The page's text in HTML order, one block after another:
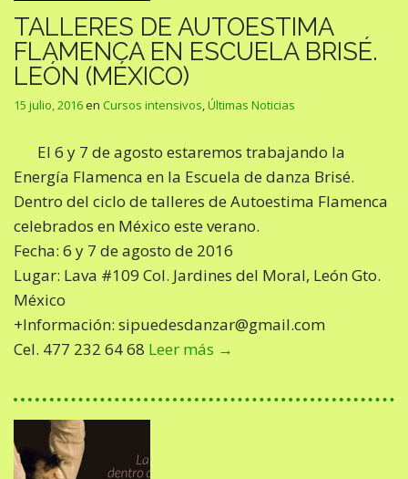
TALLERES DE AUTOESTIMA
FLAMENCA EN ESCUELA BRISÉ.
LEÓN (MÉXICO)
15 julio, 2016en Cursos intensivos,Últimas Noticias
El 6 y 7 de agosto estaremos trabajando la
Energía Flamenca en la Escuela de danza Brisé.
Dentro del ciclo de talleres de Autoestima Flamenca
celebrados en México este verano.
Fecha: 6 y 7 de agosto de 2016
Lugar: Lava #109 Col. Jardines del Moral, León Gto.
México
+Información: sipuedesdanzar@gmail.com
Cel. 477 232 64 68 Leer más →